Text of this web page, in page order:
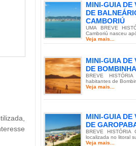
MINI-GUIA DE
DE
CAMBORIÚ
UMA BREVE
Camboriú nasceu
Veja mais...
MINI-GUIA DE
DE
BREVE
habitantes de
Veja mais...
MINI-GUIA DE
DE
BREVE HISTÓRIA
localizada no litoral
Veja mais...